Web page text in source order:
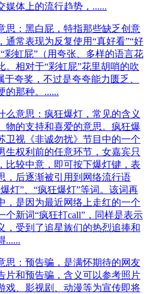
媒体上的流行趋势，......
思：黑白屁，​特指那些缺乏创意
通常表现为反复使用“真好看”“好
彩虹屁”（用夸张、多样的语言花
。相对于“彩虹屁”花里胡哨的吹
于夸奖，不过是夸夸能力匮乏、
的那种。......
么意思：疯狂爆灯，常见的含义
物的支持和喜爱的意思。疯狂爆
卫视《非诚勿扰》节目中的一个
生权利前的任意环节，女嘉宾只
比较中意，即可按下爆灯键，表
，后逐渐被引用到网络流行语
灯”、“疯狂爆灯”等词。该词再
，是因为最近网络上走红的一个
个新词“疯狂打call”，同样是表示
，受到了追星族们的热烈追捧和
......
思：预告骗，是满怀期待的网友
片和预告骗，含义可以参考照片
戏、影视剧、动漫等为宣传即将